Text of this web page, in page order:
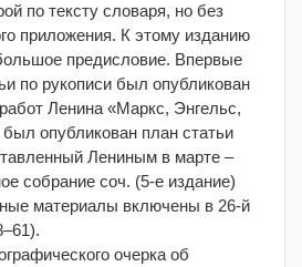
по тексту словаря, но без
приложения. К этому изданию
предисловие. Впервые
по рукописи был опубликован
Ленина «Маркс, Энгельс,
опубликован план статьи
Лениным в марте ‒
собрание соч. (5-е издание)
материалы включены в 26-й
очерка об